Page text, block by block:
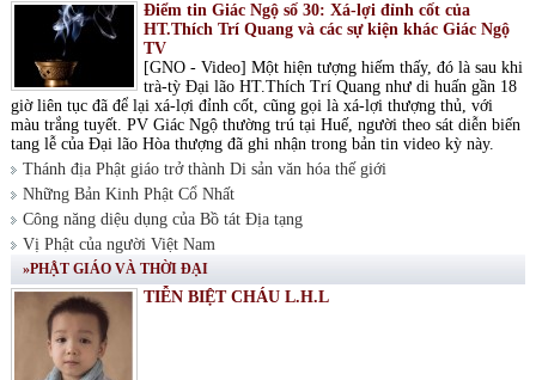
Điểm tin Giác Ngộ số 30: Xá-lợi đỉnh cốt của
HT.Thích Trí Quang và các sự kiện khác Giác Ngộ
TV
[GNO - Video] Một hiện tượng hiếm thấy, đó là sau khi
trà-tỳ Đại lão HT.Thích Trí Quang như di huấn gần 18
giờ liên tục đã để lại xá-lợi đỉnh cốt, cũng gọi là xá-lợi thượng thủ, với
màu trắng tuyết. PV Giác Ngộ thường trú tại Huế, người theo sát diễn biến
tang lễ của Đại lão Hòa thượng đã ghi nhận trong bản tin video kỳ này.
Thánh địa Phật giáo trở thành Di sản văn hóa thế giới
Những Bản Kinh Phật Cổ Nhất
Công năng diệu dụng của Bồ tát Địa tạng
Vị Phật của người Việt Nam
»PHẬT GIÁO VÀ THỜI ĐẠI
TIỄN BIỆT CHÁU L.H.L